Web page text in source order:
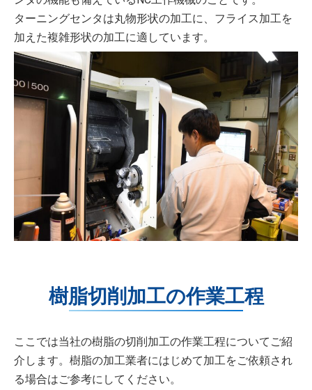
ターニングセンタは丸物形状の加工に、フライス加工を
加えた複雑形状の加工に適しています。
樹脂切削加工の作業工程
ここでは当社の樹脂の切削加工の作業工程についてご紹
介します。樹脂の加工業者にはじめて加工をご依頼され
る場合はご参考にしてください。